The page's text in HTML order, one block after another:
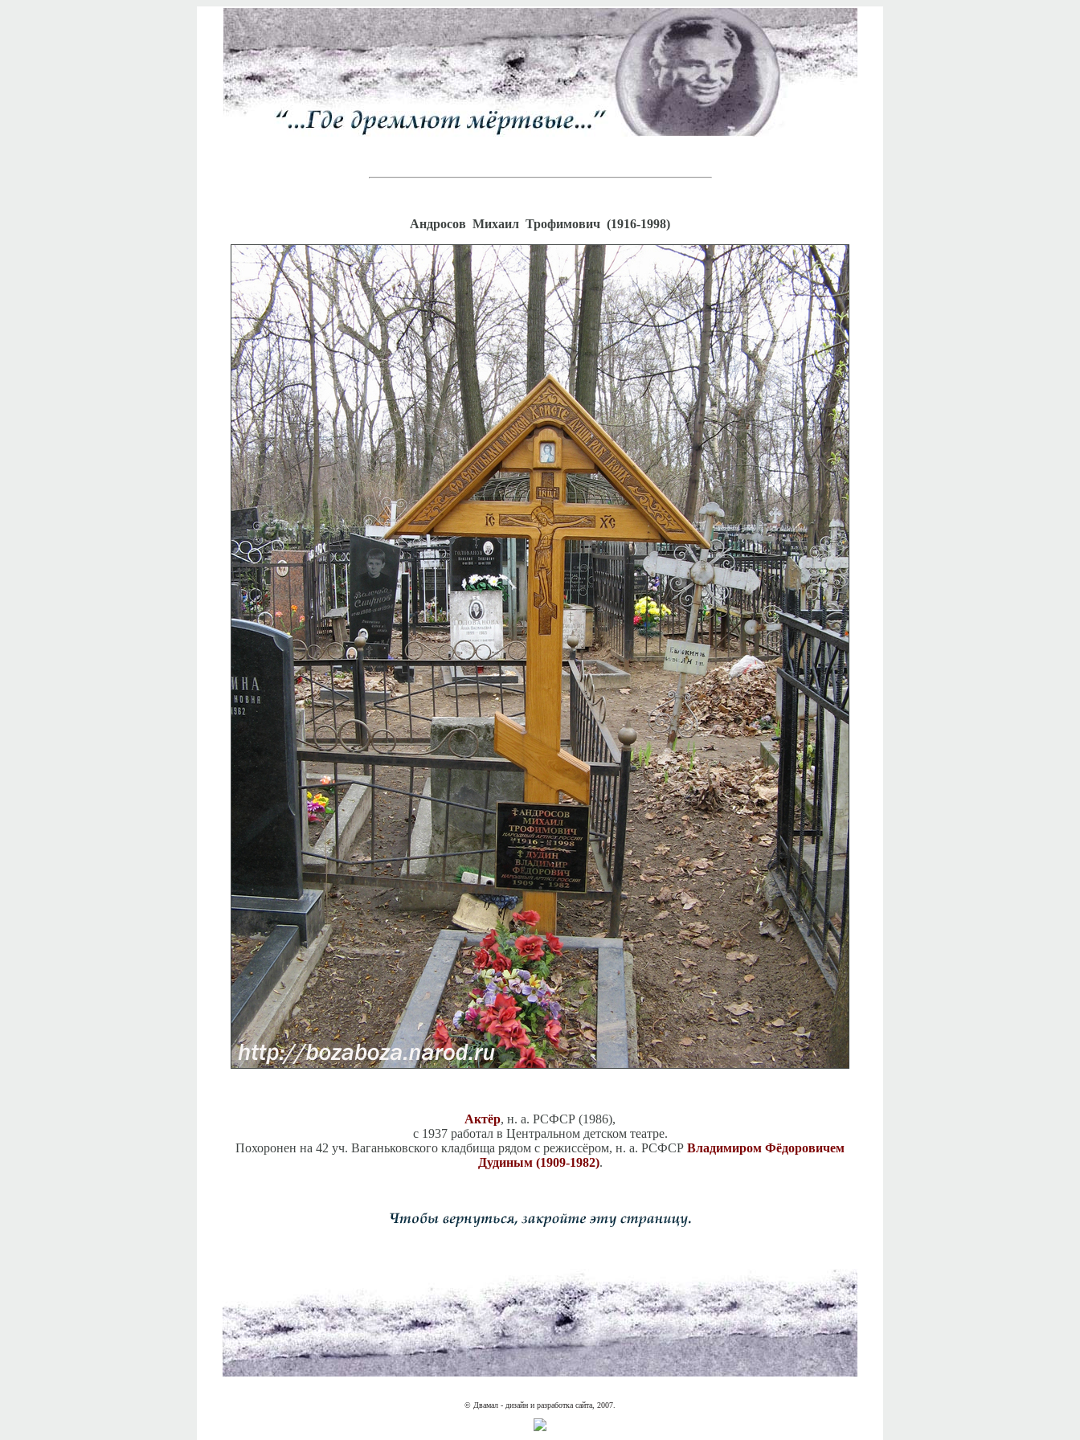
Андросов Михаил Трофимович (1916-1998)
Актёр, н. а. РСФСР (1986),
с 1937 работал в Центральном детском театре.
Похоронен на 42 уч. Ваганьковского кладбища рядом с режиссёром, н. а. РСФСР Владимиром Фёдоровичем
Дудиным (1909-1982).
© Двамал - дизайн и разработка сайта, 2007.